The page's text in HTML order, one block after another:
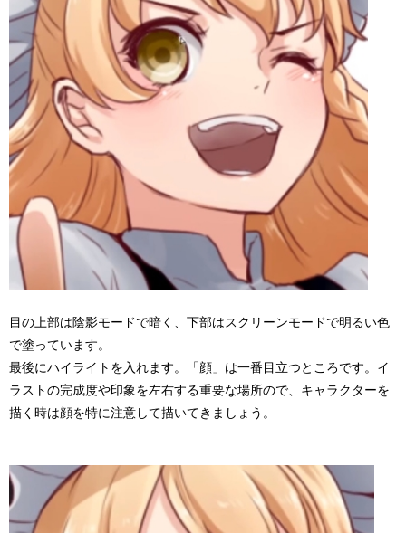
目の上部は陰影モードで暗く、下部はスクリーンモードで明るい色
で塗っています。
最後にハイライトを入れます。「顔」は一番目立つところです。イ
ラストの完成度や印象を左右する重要な場所ので、キャラクターを
描く時は顔を特に注意して描いてきましょう。